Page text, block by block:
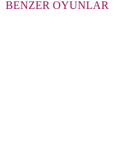
BENZER OYUNLAR